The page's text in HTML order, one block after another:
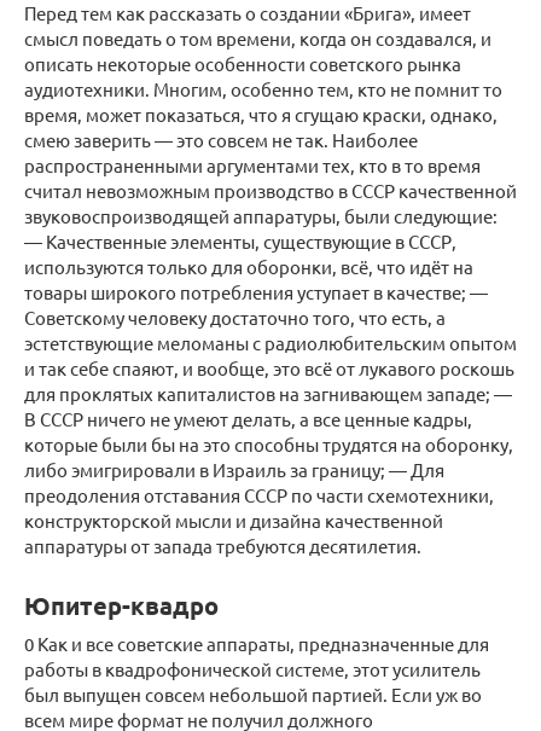
Перед тем как рассказать о создании «Брига», имеет
смысл поведать о том времени, когда он создавался, и
описать некоторые особенности советского рынка
аудиотехники. Многим, особенно тем, кто не помнит то
время, может показаться, что я сгущаю краски, однако,
смею заверить — это совсем не так. Наиболее
распространенными аргументами тех, кто в то время
считал невозможным производство в СССР качественной
звуковоспроизводящей аппаратуры, были следующие:
— Качественные элементы, существующие в СССР,
используются только для оборонки, всё, что идёт на
товары широкого потребления уступает в качестве; —
Советскому человеку достаточно того, что есть, а
эстетствующие меломаны с радиолюбительским опытом
и так себе спаяют, и вообще, это всё от лукавого роскошь
для проклятых капиталистов на загнивающем западе; —
В СССР ничего не умеют делать, а все ценные кадры,
которые были бы на это способны трудятся на оборонку,
либо эмигрировали в Израиль за границу; — Для
преодоления отставания СССР по части схемотехники,
конструкторской мысли и дизайна качественной
аппаратуры от запада требуются десятилетия.
Юпитер-квадро
0 Как и все советские аппараты, предназначенные для
работы в квадрофонической системе, этот усилитель
был выпущен совсем небольшой партией. Если уж во
всем мире формат не получил должного